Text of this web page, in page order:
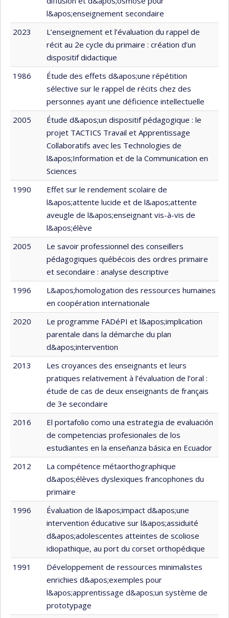
l&apos;enseignement secondaire
2023
L’enseignement et l’évaluation du rappel de
récit au 2e cycle du primaire : création d’un
dispositif didactique
1986
Étude des effets d&apos;une répétition
sélective sur le rappel de récits chez des
personnes ayant une déficience intellectuelle
2005
Étude d&apos;un dispositif pédagogique : le
projet TACTICS Travail et Apprentissage
Collaboratifs avec les Technologies de
l&apos;Information et de la Communication en
Sciences
1990
Effet sur le rendement scolaire de
l&apos;attente lucide et de l&apos;attente
aveugle de l&apos;enseignant vis-à-vis de
l&apos;élève
2005
Le savoir professionnel des conseillers
pédagogiques québécois des ordres primaire
et secondaire : analyse descriptive
1996
L&apos;homologation des ressources humaines
en coopération internationale
2020
Le programme FADéPI et l&apos;implication
parentale dans la démarche du plan
d&apos;intervention
2013
Les croyances des enseignants et leurs
pratiques relativement à l’évaluation de l’oral :
étude de cas de deux enseignants de français
de 3e secondaire
2016
El portafolio como una estrategia de evaluación
de competencias profesionales de los
estudiantes en la enseñanza básica en Ecuador
2012
La compétence métaorthographique
d&apos;élèves dyslexiques francophones du
primaire
1996
Évaluation de l&apos;impact d&apos;une
intervention éducative sur l&apos;assiduité
d&apos;adolescentes atteintes de scoliose
idiopathique, au port du corset orthopédique
1991
Développement de ressources minimalistes
enrichies d&apos;exemples pour
l&apos;apprentissage d&apos;un système de
prototypage